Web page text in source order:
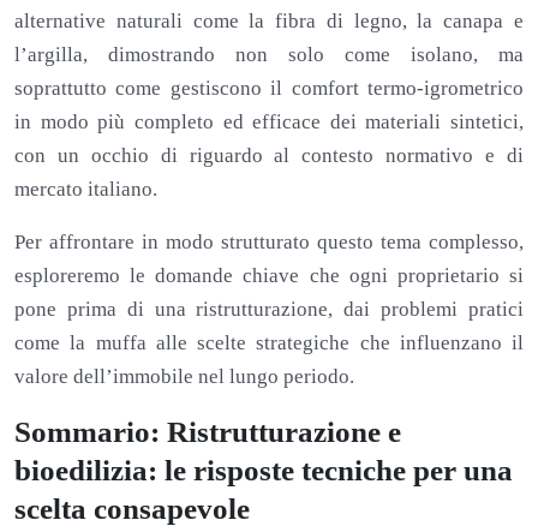
alternative naturali come la fibra di legno, la canapa e
l’argilla, dimostrando non solo come isolano, ma
soprattutto come gestiscono il comfort termo-igrometrico
in modo più completo ed efficace dei materiali sintetici,
con un occhio di riguardo al contesto normativo e di
mercato italiano.
Per affrontare in modo strutturato questo tema complesso,
esploreremo le domande chiave che ogni proprietario si
pone prima di una ristrutturazione, dai problemi pratici
come la muffa alle scelte strategiche che influenzano il
valore dell’immobile nel lungo periodo.
Sommario: Ristrutturazione e
bioedilizia: le risposte tecniche per una
scelta consapevole